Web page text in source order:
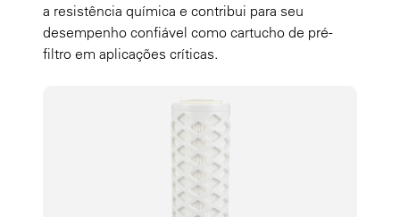
a resistência química e contribui para seu
desempenho confiável como cartucho de pré-
filtro em aplicações críticas.